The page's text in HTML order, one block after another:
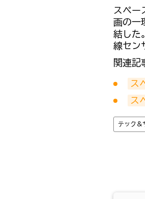
スペー
画の一
結した
線セン
関連記
ス
ス
テック＆